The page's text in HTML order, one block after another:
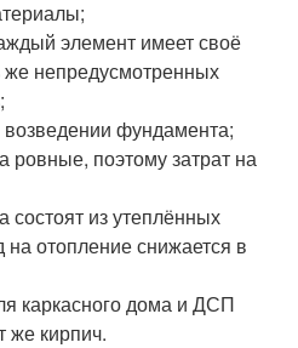
элемент имеет своё
же непредусмотренных
фундамента;
ровные, поэтому затрат на
состоят из утеплённых
отопление снижается в
каркасного дома и ДСП
же кирпич.